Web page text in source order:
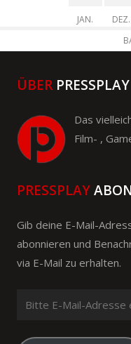
JAN. DEZ.
ÜBER PRESSPLAY
Das
Film- ,
PRESSPLAY
Gib deine E-Mail-
abonnieren und
via E-Mail zu erhalten.
Mail-